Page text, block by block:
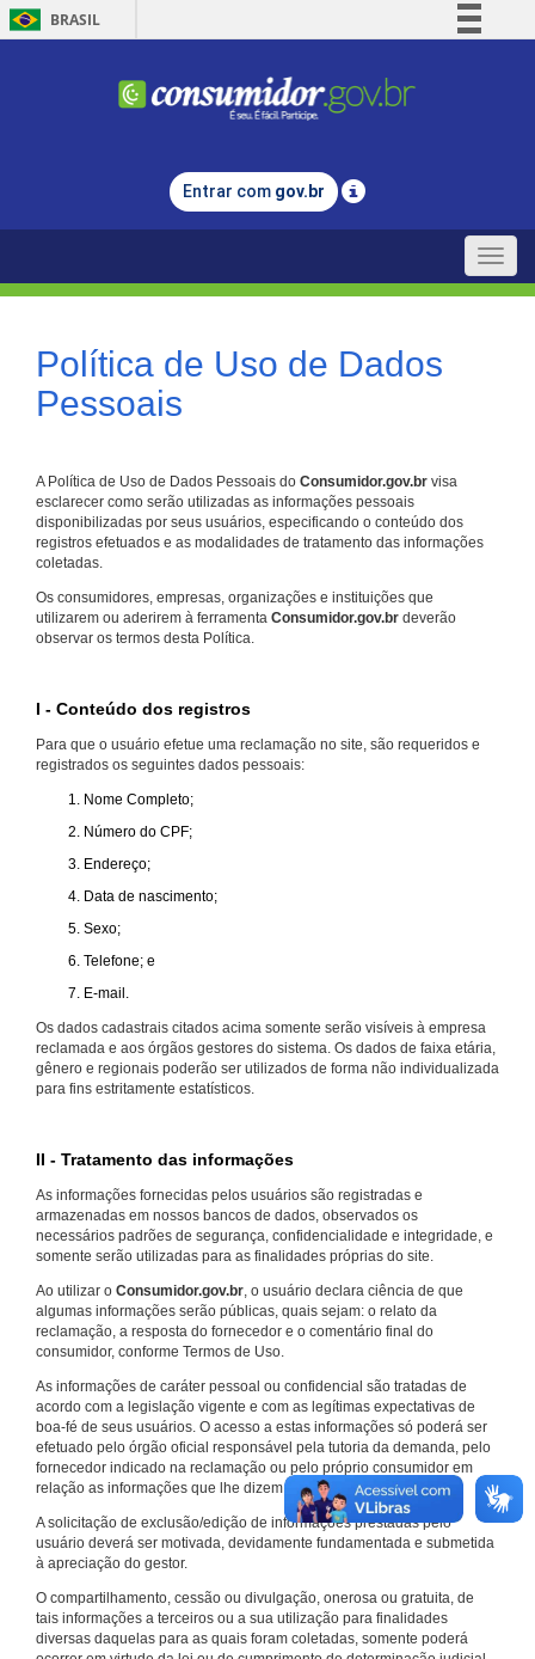
BRASIL
Comunica BR
Legislação
Entrar com gov.br
Toggle
Política de Uso de Dados
Pessoais
A Política de Uso de Dados Pessoais do Consumidor.gov.br visa
esclarecer como serão utilizadas as informações pessoais
disponibilizadas por seus usuários, especificando o conteúdo dos
registros efetuados e as modalidades de tratamento das informações
coletadas.
Os consumidores, empresas, organizações e instituições que
utilizarem ou aderirem à ferramenta Consumidor.gov.br deverão
observar os termos desta Política.
I - Conteúdo dos registros
Para que o usuário efetue uma reclamação no site, são requeridos e
registrados os seguintes dados pessoais:
Nome Completo;
Número do CPF;
Endereço;
Data de nascimento;
Sexo;
Telefone; e
E-mail.
Os dados cadastrais citados acima somente serão visíveis à empresa
reclamada e aos órgãos gestores do sistema. Os dados de faixa etária,
gênero e regionais poderão ser utilizados de forma não individualizada
para fins estritamente estatísticos.
II - Tratamento das informações
As informações fornecidas pelos usuários são registradas e
armazenadas em nossos bancos de dados, observados os
necessários padrões de segurança, confidencialidade e integridade, e
somente serão utilizadas para as finalidades próprias do site.
Ao utilizar o Consumidor.gov.br, o usuário declara ciência de que
algumas informações serão públicas, quais sejam: o relato da
reclamação, a resposta do fornecedor e o comentário final do
consumidor, conforme Termos de Uso.
As informações de caráter pessoal ou confidencial são tratadas de
acordo com a legislação vigente e com as legítimas expectativas de
boa-fé de seus usuários. O acesso a estas informações só poderá ser
efetuado pelo órgão oficial responsável pela tutoria da demanda, pelo
fornecedor indicado na reclamação ou pelo próprio consumidor em
relação as informações que lhe dizem respeito.
A solicitação de exclusão/edição de informações prestadas pelo
usuário deverá ser motivada, devidamente fundamentada e submetida
à apreciação do gestor.
O compartilhamento, cessão ou divulgação, onerosa ou gratuita, de
tais informações a terceiros ou a sua utilização para finalidades
diversas daquelas para as quais foram coletadas, somente poderá